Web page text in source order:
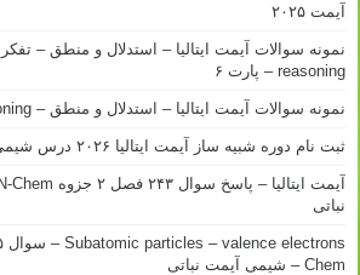
آیمت ۲۰۲۵
reasoning – پارت ۶
نمونه سوالات آیمت ایتالیا – استدلال و منطق – Logical reasoning – پارت ۵
ثبت نام دوره شبیه ساز آیمت ایتالیا ۲۰۲۶ درس شیمی IMAT استاد نباتی
نباتی
Chem – شیمی آیمت نباتی